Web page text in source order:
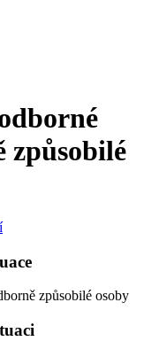
způsobilé
způsobilé osoby